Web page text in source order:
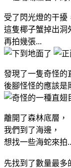
受了閃光燈的干擾
這隻椰子蟹掉出洞
再拍幾張...
發現了一隻奇怪的
後腳怪怪的應該是
離開了森林底層，
我們到了海邊，
想找一些海蛇來拍
先找到了數量最多